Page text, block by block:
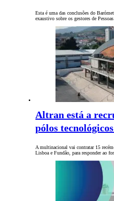
Esta é uma das conclusões do
exaustivo sobre os gestores de
Altran está a
pólos
A multinacional vai contratar 15
Lisboa e Fundão, para responder ao